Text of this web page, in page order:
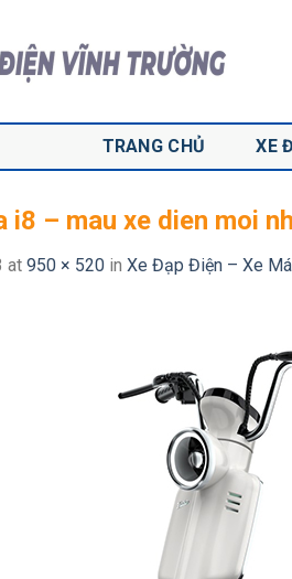
TRANG CHỦ XE
i8 – mau xe dien moi
at 950 × 520 in Xe Đạp Điện – Xe